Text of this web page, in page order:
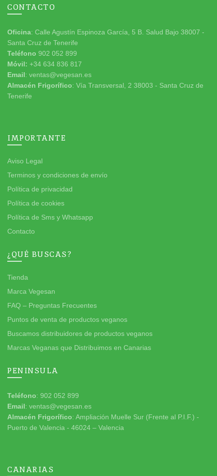
CONTACTO
Oficina: Calle Agustín Espinoza García, 5 B. Salud Bajo 38007 -
Santa Cruz de Tenerife
Teléfono 902 052 899
Móvil: +34 634 836 817
Email: ventas@vegesan.es
Almacén Frigorífico: Vía Transversal, 2 38003 - Santa Cruz de
Tenerife
IMPORTANTE
Aviso Legal
Terminos y condiciones de envío
Política de privacidad
Política de cookies
Política de Sms y Whatsapp
Contacto
¿QUÉ BUSCAS?
Tienda
Marca Vegesan
FAQ – Preguntas Frecuentes
Puntos de venta de productos veganos
Buscamos distribuidores de productos veganos
Marcas Veganas que Distribuimos en Canarias
PENINSULA
Teléfono: 902 052 899
Email: ventas@vegesan.es
Almacén Frigorífico: Ampliación Muelle Sur (Frente al P.I.F.) -
Puerto de Valencia - 46024 – Valencia
CANARIAS